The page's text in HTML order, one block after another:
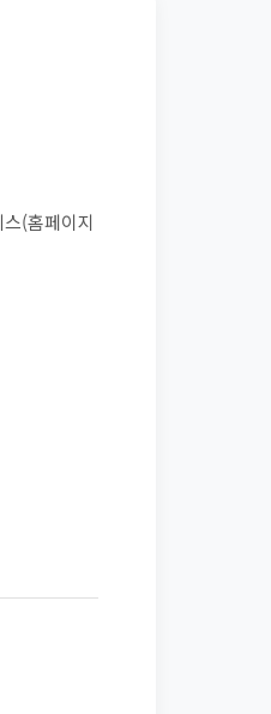
(홈페이지